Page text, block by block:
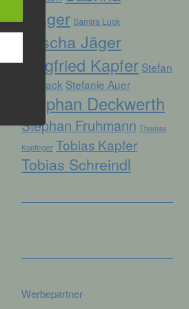
Prager Samira Luck
Sascha Jäger
Siegfried Kapfer Stefan
Biersack Stefanie Auer
Stephan Deckwerth
Stephan Fruhmann Thomas
Kopfinger Tobias Kapfer
Tobias Schreindl
Werbepartner